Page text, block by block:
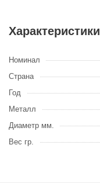
Характеристики
Номинал
Страна
Год
Металл
Диаметр мм.
Вес гр.